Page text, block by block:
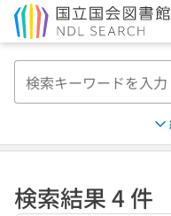
検索結果 4 件